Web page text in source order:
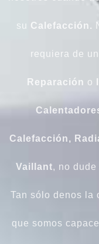
su Calefacción.
requiera de
Reparación o
Calefacción,
Vaillant, no
Tan sólo denos la
que somos